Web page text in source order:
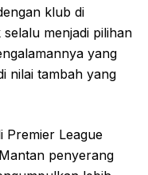
klub di
menjadi pilihan
yang
nilai tambah yang
Premier League
penyerang